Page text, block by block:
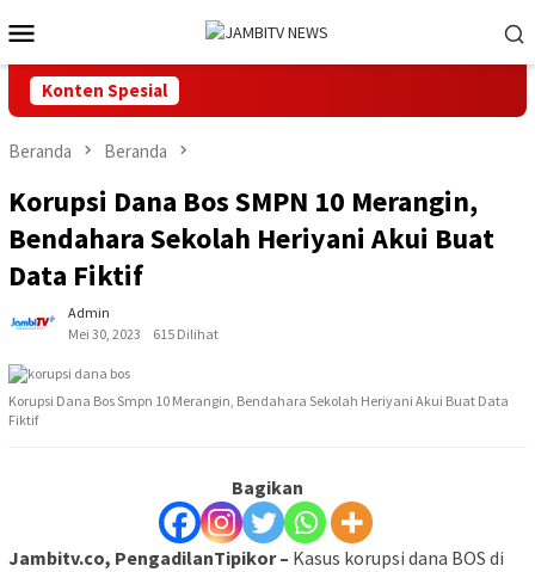
ke
kontenMobile
Konten Spesial
Beranda Beranda
Korupsi Dana Bos SMPN 10 Merangin,
Bendahara Sekolah Heriyani Akui Buat
Data Fiktif
Admin
Mei 30, 2023
615 Dilihat
Korupsi Dana Bos Smpn 10 Merangin, Bendahara Sekolah Heriyani Akui Buat Data
Fiktif
Bagikan
Jambitv.co, PengadilanTipikor – Kasus korupsi dana BOS di